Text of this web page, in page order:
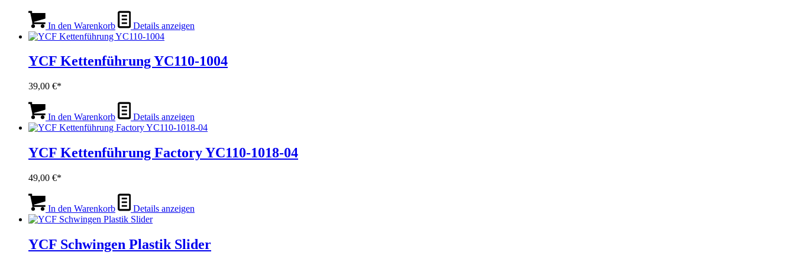
In den Warenkorb Details anzeigen
YCF Kettenführung YC110-1004
39,00 €
In den Warenkorb Details anzeigen
YCF Kettenführung Factory YC110-1018-04
49,00 €
In den Warenkorb Details anzeigen
YCF Schwingen Plastik Slider